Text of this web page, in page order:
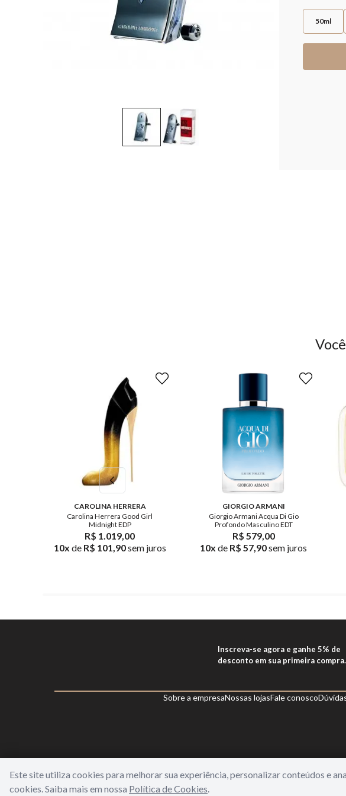
50ml
CAROLINA HERRERA
Carolina Herrera Good Girl
Midnight EDP
R$ 1.019,00
10x de R$ 101,90sem juros
GIORGIO ARMANI
Giorgio Armani Acqua Di Gio
Profondo Masculino EDT
R$ 579,00
10x de R$ 57,90sem juros
Este site utiliza cookies para melhorar sua experiência, personalizar conteúdos e
cookies. Saiba mais em nossa Política de Cookies.
Inscreva-se agora e ganhe 5% de
desconto em sua primeira compra.
Sobre a empresaNossas lojasFale conosco
WORLD FREE - Max Comercio de Perfumes LTDA | Estrada do Gabinal, 313 – Loja 112/113 –